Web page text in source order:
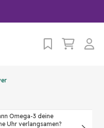
Omega-3 deine
Uhr verlangsamen?